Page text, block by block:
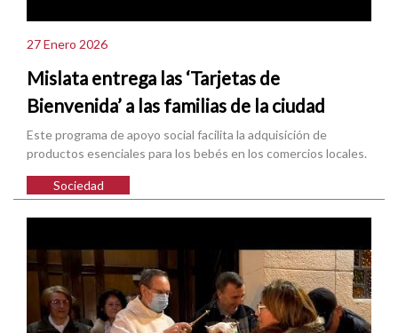
27 Enero 2026
Mislata entrega las ‘Tarjetas de
Bienvenida’ a las familias de la ciudad
Este programa de apoyo social facilita la adquisición de
productos esenciales para los bebés en los comercios locales.
Sociedad